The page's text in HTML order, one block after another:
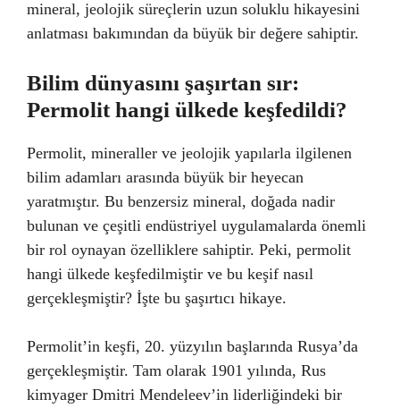
mineral, jeolojik süreçlerin uzun soluklu hikayesini
anlatması bakımından da büyük bir değere sahiptir.
Bilim dünyasını şaşırtan sır:
Permolit hangi ülkede keşfedildi?
Permolit, mineraller ve jeolojik yapılarla ilgilenen
bilim adamları arasında büyük bir heyecan
yaratmıştır. Bu benzersiz mineral, doğada nadir
bulunan ve çeşitli endüstriyel uygulamalarda önemli
bir rol oynayan özelliklere sahiptir. Peki, permolit
hangi ülkede keşfedilmiştir ve bu keşif nasıl
gerçekleşmiştir? İşte bu şaşırtıcı hikaye.
Permolit’in keşfi, 20. yüzyılın başlarında Rusya’da
gerçekleşmiştir. Tam olarak 1901 yılında, Rus
kimyager Dmitri Mendeleev’in liderliğindeki bir